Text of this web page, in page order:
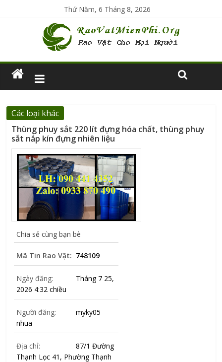
Thứ Năm, 6 Tháng 8, 2026
Các loại khác
Thùng phuy sắt 220 lít đựng hóa chất, thùng phuy
sắt nắp kín đựng nhiên liệu
Chia sẻ cùng bạn bè
Mã Tin Rao Vặt: 748109
Ngày đăng:
Tháng 7 25,
2026 4:32 chiều
Người đăng:
myky05
nhua
Địa chỉ:
87/1 Đường
Thạnh Lọc 41, Phường Thạnh